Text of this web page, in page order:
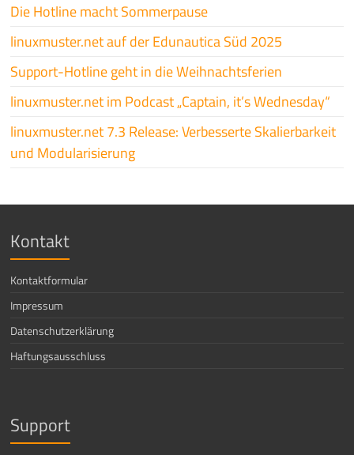
Die Hotline macht Sommerpause
linuxmuster.net auf der Edunautica Süd 2025
Support-Hotline geht in die Weihnachtsferien
linuxmuster.net im Podcast „Captain, it’s Wednesday“
linuxmuster.net 7.3 Release: Verbesserte Skalierbarkeit
und Modularisierung
Kontakt
Kontaktformular
Impressum
Datenschutzerklärung
Haftungsausschluss
Support